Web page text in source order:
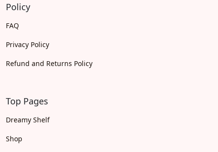
Policy
FAQ
Privacy Policy
Refund and Returns Policy
Top Pages
Dreamy Shelf
Shop